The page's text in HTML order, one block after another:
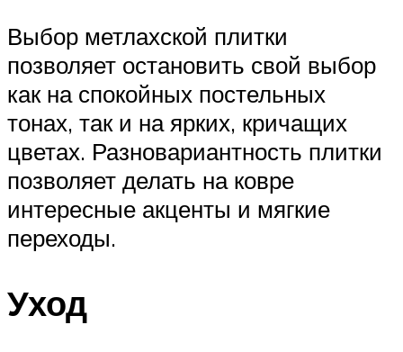
Выбор метлахской плитки
позволяет остановить свой выбор
как на спокойных постельных
тонах, так и на ярких, кричащих
цветах. Разновариантность плитки
позволяет делать на ковре
интересные акценты и мягкие
переходы.
Уход